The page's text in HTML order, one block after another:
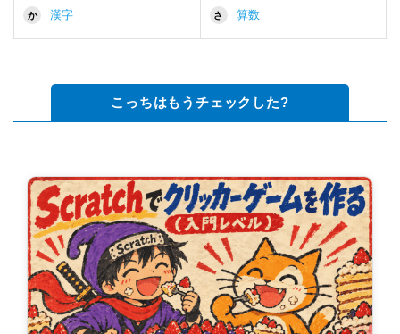
か 漢字 さ 算数
こっちはもうチェックした?